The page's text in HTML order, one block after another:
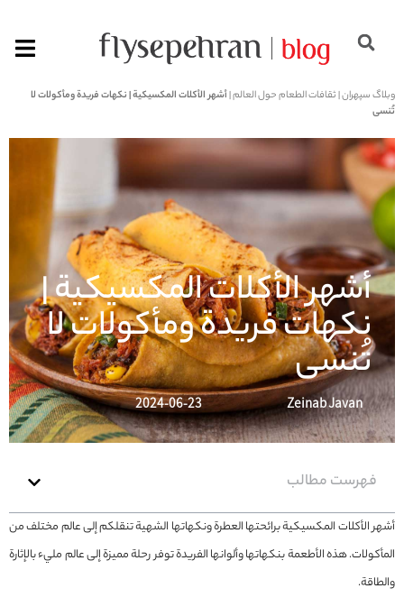
وبلاگ سپهران|ثقافات الطعام حول العالم|أشهر الأكلات المكسيكية | نكهات فريدة ومأكولات لا
تُنسى
أشهر الأكلات المكسيكية |
نكهات فريدة ومأكولات لا
تُنسى
Zeinab Javan
2024-06-23
فهرست مطالب
أشهر الأكلات المكسيكية برائحتها العطرة ونكهاتها الشهية تنقلكم إلى عالم مختلف من
المأكولات. هذه الأطعمة بنكهاتها وألوانها الفريدة توفر رحلة مميزة إلى عالم مليء بالإثارة
والطاقة.